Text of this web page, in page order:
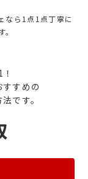
なら1点1点丁寧に
すめの
です。